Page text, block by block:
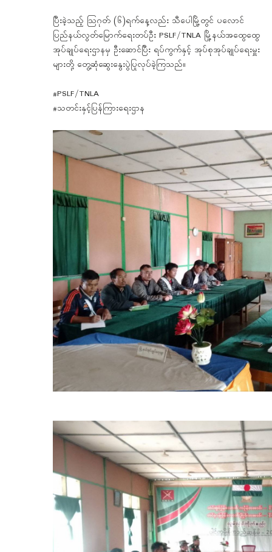
ပြီးခဲ့သည့် သြဂုတ် (၆)ရက်နေ့လည်း သီပေါမြို့တွင် ပလောင်
ပြည်နယ်လွတ်မြောက်ရေးတပ်ဦး PSLF/TNLA မြို့နယ်အထွေထွေ
အုပ်ချုပ်ရေးဌာနမှ ဦးဆောင်ပြီး ရပ်ကွက်နှင့် အုပ်စုအုပ်ချုပ်ရေးမှူး
များတို့ တွေ့ဆုံဆွေးနွေးပွဲပြုလုပ်ခဲ့ကြသည်။
#PSLF/TNLA
#သတင်းနှင့်ပြန်ကြားရေးဌာန